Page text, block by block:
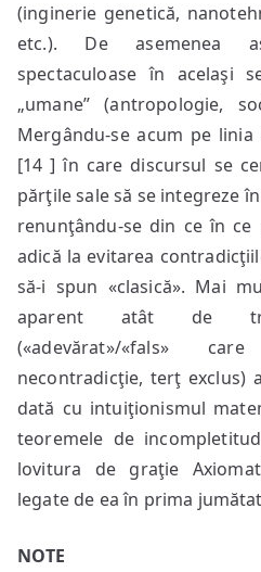
(inginerie genetică,
etc.). De asemenea
spectaculoase în acelaşi
„umane” (antropologie,
Mergându-se acum pe
[14 ] în care discursul se
părţile sale să se integreze
renunţându-se din ce în
adică la evitarea
să-i spun «clasică». Mai
aparent atât de
(«adevărat»/«fals»
necontradicţie, terţ exclus)
dată cu intuiţionismul
teoremele de
lovitura de graţie
legate de ea în prima
NOTE